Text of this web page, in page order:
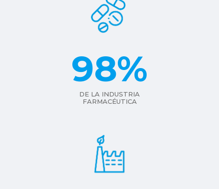
98%
DE LA INDUSTRIA
FARMACÉUTICA